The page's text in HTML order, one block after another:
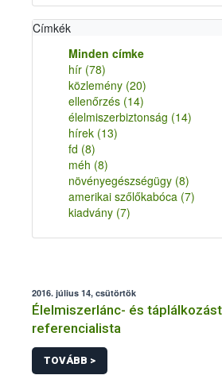
Címkék
Minden címke
hír (78)
közlemény (20)
ellenőrzés (14)
élelmiszerbiztonság (14)
hírek (13)
fd (8)
méh (8)
növényegészségügy (8)
amerikai szőlőkabóca (7)
kiadvány (7)
2016. július 14, csütörtök
Élelmiszerlánc- és
referencialista
TOVÁBB >